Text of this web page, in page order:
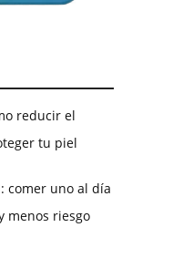
reducir el
tu piel
comer uno al día
menos riesgo